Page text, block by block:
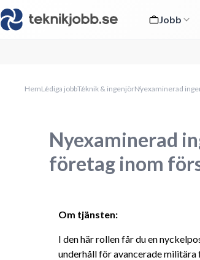
Jobb
HemLediga jobbTeknik & ingenjörNyexaminerad
Nyexaminerad
företag inom
Om tjänsten:
I den här rollen får du en
underhåll för avancerade